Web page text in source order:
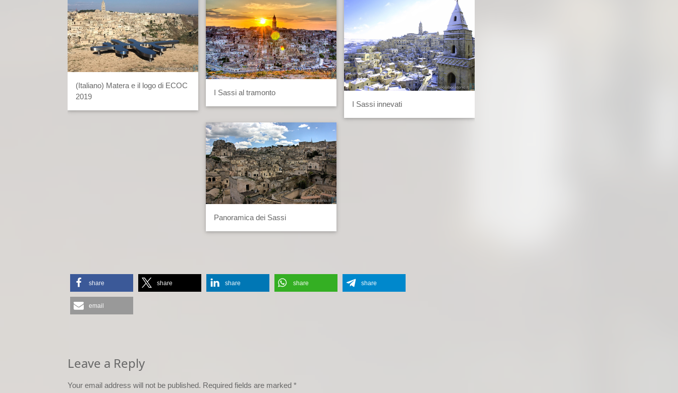
(Italiano) Matera e il logo di ECOC
2019
I Sassi al tramonto
Panoramica dei Sassi
I Sassi innevati
share share share share share
email
Leave a Reply
Your email address will not be published. Required fields are marked*